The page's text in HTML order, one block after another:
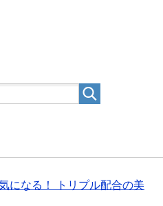
になる！ トリプル配合の美